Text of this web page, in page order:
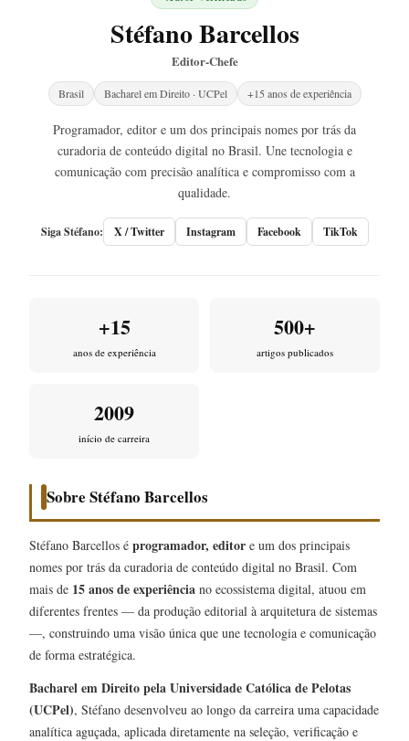
Stéfano Barcellos
Editor-Chefe
Brasil Bacharel em Direito · UCPel +15 anos de experiência
Programador, editor e um dos principais nomes por trás da
curadoria de conteúdo digital no Brasil. Une tecnologia e
comunicação com precisão analítica e compromisso com a
qualidade.
Siga Stéfano: X / Twitter Instagram Facebook TikTok
+15
anos de experiência
500+
artigos publicados
2009
início de carreira
Sobre Stéfano Barcellos
Stéfano Barcellos é programador, editor e um dos principais
nomes por trás da curadoria de conteúdo digital no Brasil. Com
mais de 15 anos de experiência no ecossistema digital, atuou em
diferentes frentes — da produção editorial à arquitetura de sistemas
—, construindo uma visão única que une tecnologia e comunicação
de forma estratégica.
Bacharel em Direito pela Universidade Católica de Pelotas
(UCPel), Stéfano desenvolveu ao longo da carreira uma capacidade
analítica aguçada, aplicada diretamente na seleção, verificação e